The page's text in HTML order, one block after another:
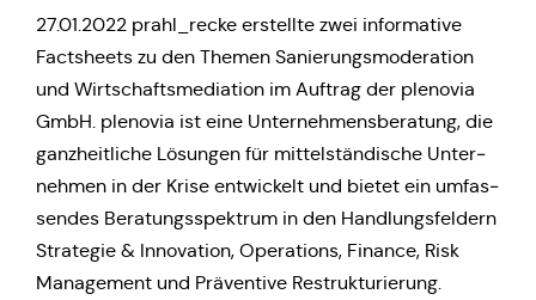
27.01.2022 prahl_recke erstell­te zwei infor­ma­ti­ve
Facts­heets zu den Themen Sanie­rungs­mo­de­ra­ti­on
und Wirt­schafts­me­dia­ti­on im Auftrag der ple­no­via
GmbH. ple­no­via ist eine Unter­neh­mens­be­ra­tung, die
ganz­heit­li­che Lösun­gen für mit­tel­stän­di­sche Unter­
neh­men in der Krise ent­wi­ckelt und bietet ein umfas­
sen­des Bera­tungs­spek­trum in den Hand­lungs­fel­dern
Stra­te­gie & Inno­va­ti­on, Ope­ra­ti­ons, Finance, Risk
Manage­ment und Prä­ven­ti­ve Restruk­tu­rie­rung.